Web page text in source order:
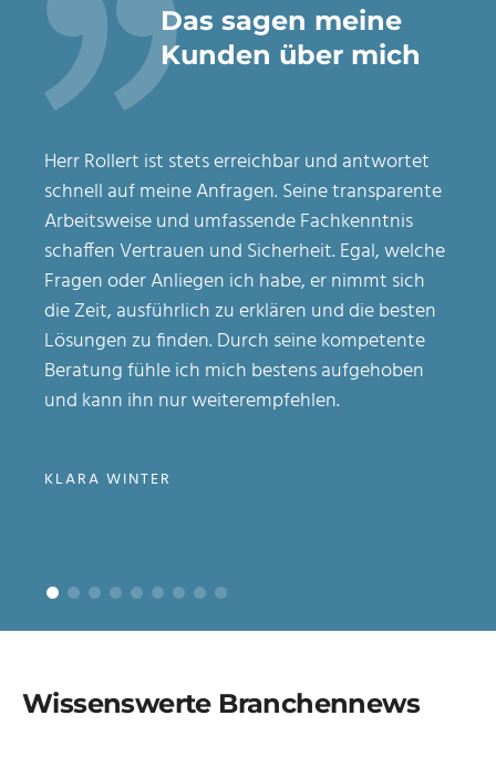
Das sagen meine
Kunden über mich
Herr Rollert ist stets erreichbar und antwortet
schnell auf meine Anfragen. Seine transparente
Arbeitsweise und umfassende Fachkenntnis
schaffen Vertrauen und Sicherheit. Egal, welche
Fragen oder Anliegen ich habe, er nimmt sich
die Zeit, ausführlich zu erklären und die besten
Lösungen zu finden. Durch seine kompetente
Beratung fühle ich mich bestens aufgehoben
und kann ihn nur weiterempfehlen.
KLARA WINTER
Wissenswerte Branchennews